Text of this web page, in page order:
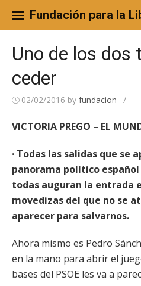
content
Fundación para la
Uno de los dos
ceder
02/02/2016 by fundacion /
VICTORIA PREGO – EL
· Todas las salidas que se
panorama político
todas auguran la entrada
movedizas del que no se
aparecer para salvarnos.
Ahora mismo es Pedro
en la mano para abrir el
bases del PSOE les va a